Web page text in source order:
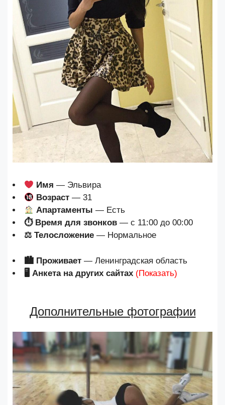
Имя — Эльвира
Возраст — 31
Апартаменты — Есть
⏱ Время для звонков — с 11:00 до 00:00
⚖ Телосложение — Нормальное
🏙 Проживает — Ленинградская область
🖥 Анкета на других сайтах (Показать)
Дополнительные фотографии